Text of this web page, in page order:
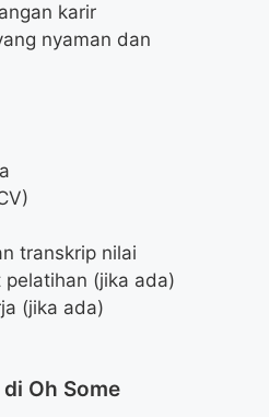
karir
nyaman dan
transkrip nilai
(jika ada)
(jika ada)
Oh Some